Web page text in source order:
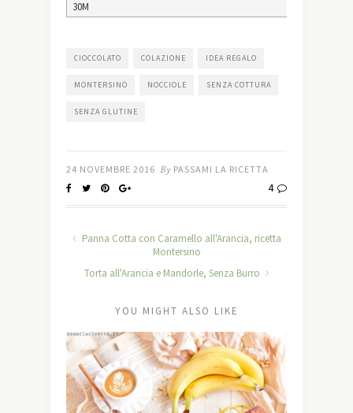
30M
CIOCCOLATO COLAZIONE IDEA REGALO
MONTERSINO NOCCIOLE SENZA COTTURA
SENZA GLUTINE
24 NOVEMBRE 2016 By PASSAMI LA RICETTA
4
Panna Cotta con Caramello all'Arancia, ricetta
Montersino
Torta all'Arancia e Mandorle, Senza Burro
YOU MIGHT ALSO LIKE